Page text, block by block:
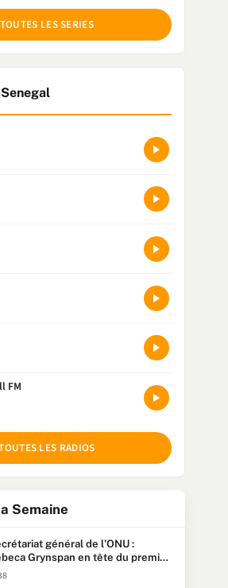
TOUTES LES SERIES
FM
LES RADIOS
Semaine
général de l’ONU :
Grynspan en tête du premier
Macky Sall pointe à la 5ᵉ place